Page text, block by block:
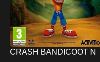
CRASH BANDICOOT N